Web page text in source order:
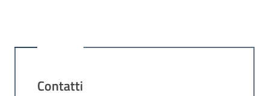
Contatti